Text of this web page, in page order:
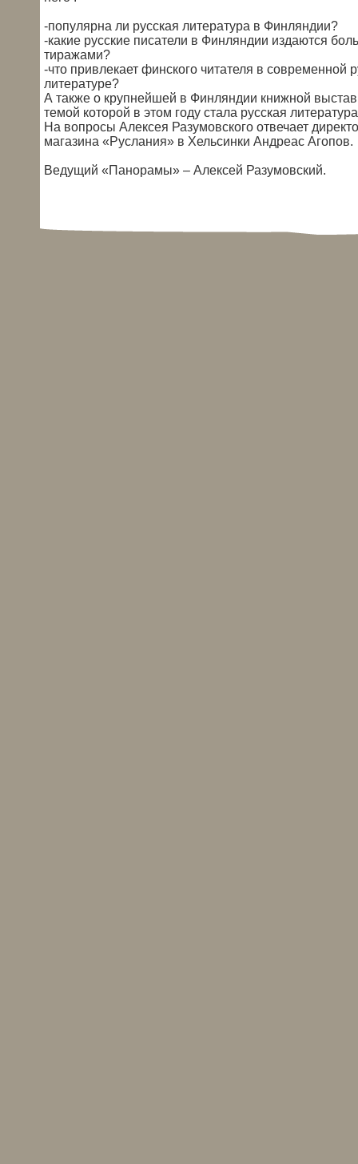
-популярна ли русская литература в Финляндии?
-какие русские писатели в Финляндии издаются
тиражами?
-что привлекает финского читателя в современной
литературе?
А также о крупнейшей в Финляндии книжной
темой которой в этом году стала русская
На вопросы Алексея Разумовского отвечает
магазина «Руслания» в Хельсинки Андреас Агопов.
Ведущий «Панорамы» – Алексей Разумовский.